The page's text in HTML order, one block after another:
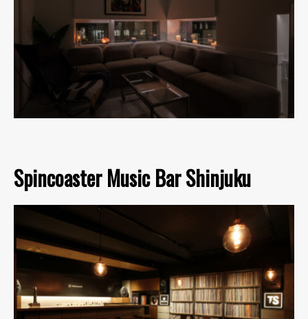
Spincoaster Music Bar Shinjuku